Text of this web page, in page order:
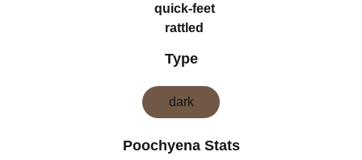
quick-feet
rattled
Type
dark
Poochyena Stats